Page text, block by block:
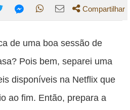
publicação
Twitter
esta
publicação
esta
publicação
esta
publicação
Compartilhar
de uma boa sessão de
Pois bem, separei uma
disponíveis na Netflix que
ao fim. Então, prepara a